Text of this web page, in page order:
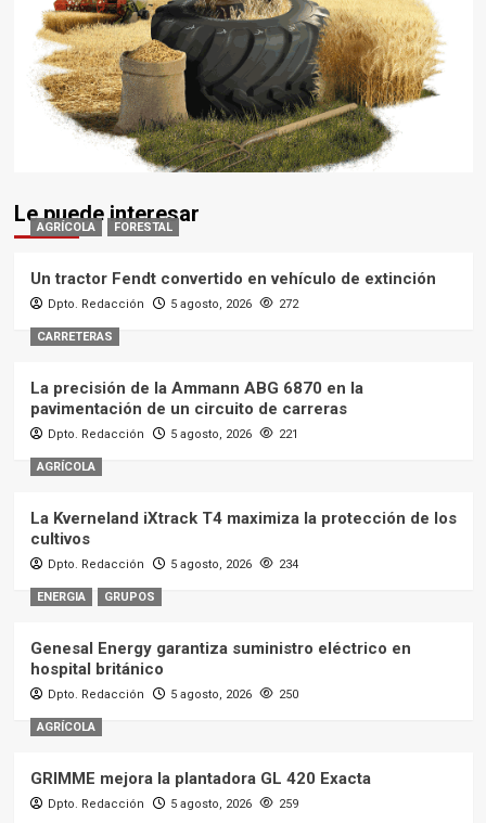
Le puede interesar
AGRÍCOLA FORESTAL
Un tractor Fendt convertido en vehículo de extinción
Dpto. Redacción 5 agosto, 2026 272
CARRETERAS
La precisión de la Ammann ABG 6870 en la
pavimentación de un circuito de carreras
Dpto. Redacción 5 agosto, 2026 221
AGRÍCOLA
La Kverneland iXtrack T4 maximiza la protección de los
cultivos
Dpto. Redacción 5 agosto, 2026 234
ENERGIA GRUPOS
Genesal Energy garantiza suministro eléctrico en
hospital británico
Dpto. Redacción 5 agosto, 2026 250
AGRÍCOLA
GRIMME mejora la plantadora GL 420 Exacta
Dpto. Redacción 5 agosto, 2026 259